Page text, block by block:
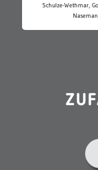
Schulze-Wethmar,